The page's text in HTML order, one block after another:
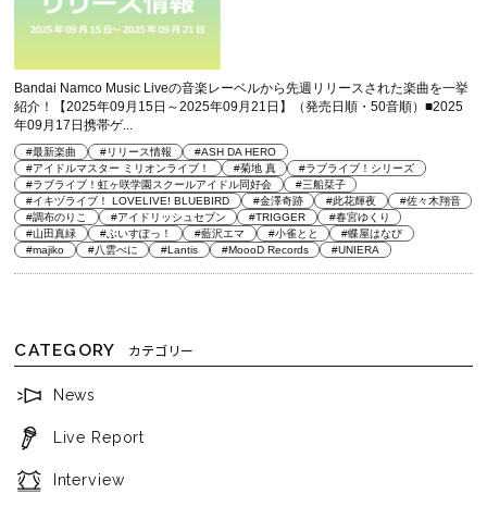
Bandai Namco Music Liveの音楽レーベルから先週リリースされた楽曲を一挙
紹介！【2025年09月15日～2025年09月21日】（発売日順・50音順）■2025
年09月17日携帯ゲ...
#最新楽曲 #リリース情報
#ASH DA HERO
#アイドルマスター ミリオンライブ！
#菊地 真
#ラブライブ！シリーズ
#ラブライブ！虹ヶ咲学園スクールアイドル同好会
#三船栞子
#イキヅライブ！ LOVELIVE! BLUEBIRD
#金澤奇跡 #此花輝夜
#佐々木翔音
#調布のりこ
#アイドリッシュセブン #TRIGGER
#春宮ゆくり
#山田真緑
#ぶいすぽっ！ #藍沢エマ #小雀とと
#蝶屋はなび
#majiko
#八雲べに #Lantis #MoooD Records #UNIERA
CATEGORY カテゴリー
News
Live Report
Interview